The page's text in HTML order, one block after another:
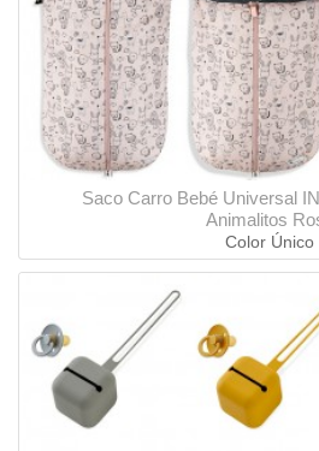
Saco Carro Bebé Universal
Animalitos
Color Único